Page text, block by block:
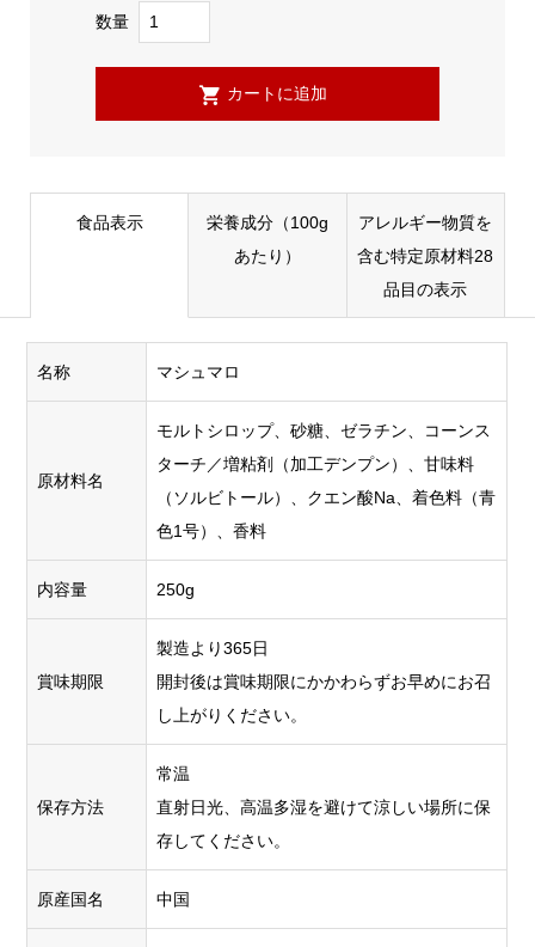
数量
食品表示
栄養成分（100g
あたり）
アレルギー物質を
含む特定原材料28
品目の表示
名称 マシュマロ
原材料名
モルトシロップ、砂糖、ゼラチン、コーンス
ターチ／増粘剤（加工デンプン）、甘味料
（ソルビトール）、クエン酸Na、着色料（青
色1号）、香料
内容量 250g
賞味期限
製造より365日
開封後は賞味期限にかかわらずお早めにお召
し上がりください。
保存方法
常温
直射日光、高温多湿を避けて涼しい場所に保
存してください。
原産国名 中国